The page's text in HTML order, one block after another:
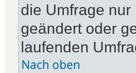
die Umfrage
geändert oder
laufenden
Nach oben